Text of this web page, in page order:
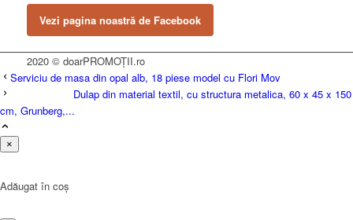
Vezi pagina noastră de Facebook
2020 © doarPROMOȚII.ro
Serviciu de masa din opal alb, 18 piese model cu Flori Mov
Dulap din material textil, cu structura metalica, 60 x 45 x 150
cm, Grunberg,...
×
Adăugat în coș